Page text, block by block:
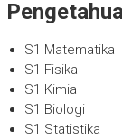
S1 Matematika
S1 Fisika
S1 Kimia
S1 Biologi
S1 Statistika